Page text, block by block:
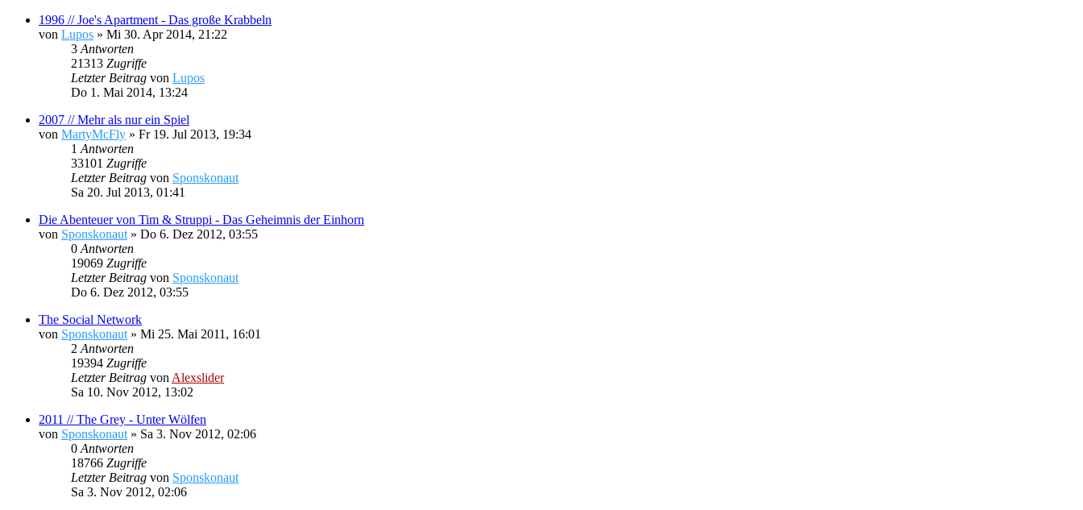
1996 // Joe's Apartment - Das große Krabbeln
von Lupos » Mi 30. Apr 2014, 21:22
3 Antworten
21313 Zugriffe
Letzter Beitrag von Lupos
Do 1. Mai 2014, 13:24
2007 // Mehr als nur ein Spiel
von MartyMcFly » Fr 19. Jul 2013, 19:34
1 Antworten
33101 Zugriffe
Letzter Beitrag von Sponskonaut
Sa 20. Jul 2013, 01:41
Die Abenteuer von Tim & Struppi - Das Geheimnis der Einhorn
von Sponskonaut » Do 6. Dez 2012, 03:55
0 Antworten
19069 Zugriffe
Letzter Beitrag von Sponskonaut
Do 6. Dez 2012, 03:55
The Social Network
von Sponskonaut » Mi 25. Mai 2011, 16:01
2 Antworten
19394 Zugriffe
Letzter Beitrag von Alexslider
Sa 10. Nov 2012, 13:02
2011 // The Grey - Unter Wölfen
von Sponskonaut » Sa 3. Nov 2012, 02:06
0 Antworten
18766 Zugriffe
Letzter Beitrag von Sponskonaut
Sa 3. Nov 2012, 02:06